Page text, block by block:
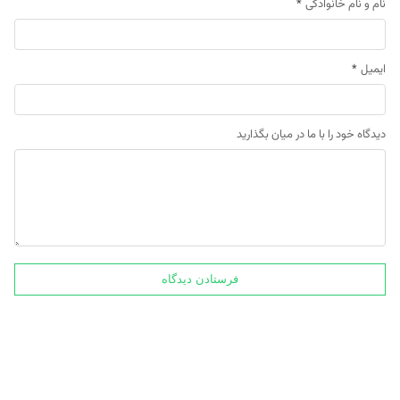
نام و نام خانوادگی *
ایمیل *
دیدگاه خود را با ما در میان بگذارید